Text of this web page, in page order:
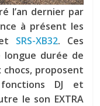
l’an dernier par
à présent les
SRS-XB32. Ces
longue durée de
proposent
DJ et
le son EXTRA